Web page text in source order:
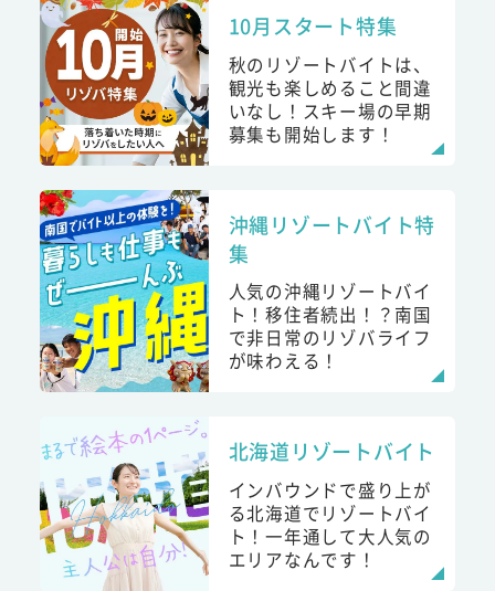
10月スタート特集
秋のリゾートバイトは、
観光も楽しめること間違
いなし！スキー場の早期
募集も開始します！
沖縄リゾートバイト特
集
人気の沖縄リゾートバイ
ト！移住者続出！？南国
で非日常のリゾバライフ
が味わえる！
北海道リゾートバイト
インバウンドで盛り上が
る北海道でリゾートバイ
ト！一年通して大人気の
エリアなんです！